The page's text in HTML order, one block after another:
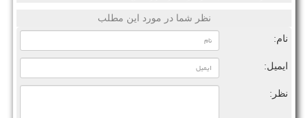
نظر شما در مورد این مطلب
نام:
ایمیل:
نظر: